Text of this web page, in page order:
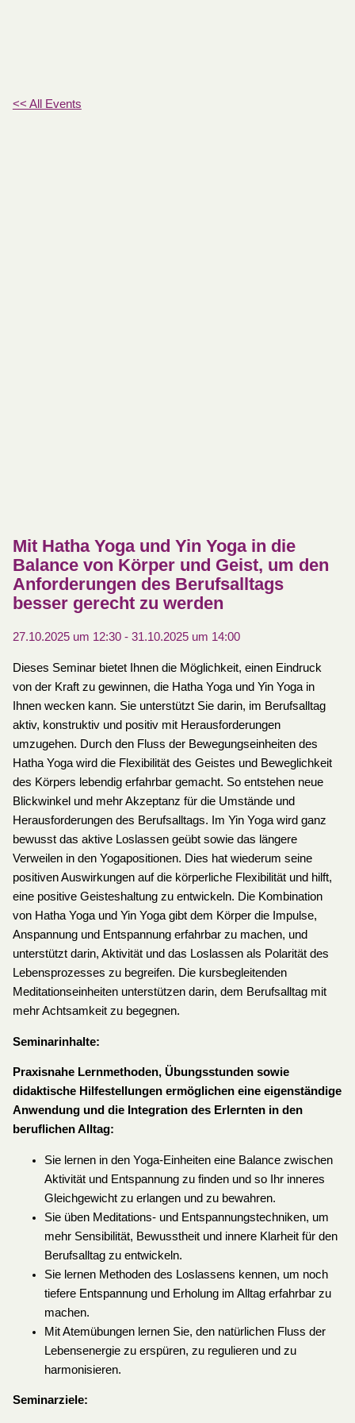
<< All Events
Mit Hatha Yoga und Yin Yoga in die
Balance von Körper und Geist, um den
Anforderungen des Berufsalltags
besser gerecht zu werden
27.10.2025 um 12:30- 31.10.2025 um 14:00
Dieses Seminar bietet Ihnen die Möglichkeit, einen Eindruck
von der Kraft zu gewinnen, die Hatha Yoga und Yin Yoga in
Ihnen wecken kann. Sie unterstützt Sie darin, im Berufsalltag
aktiv, konstruktiv und positiv mit Herausforderungen
umzugehen. Durch den Fluss der Bewegungseinheiten des
Hatha Yoga wird die Flexibilität des Geistes und Beweglichkeit
des Körpers lebendig erfahrbar gemacht. So entstehen neue
Blickwinkel und mehr Akzeptanz für die Umstände und
Herausforderungen des Berufsalltags. Im Yin Yoga wird ganz
bewusst das aktive Loslassen geübt sowie das längere
Verweilen in den Yogapositionen. Dies hat wiederum seine
positiven Auswirkungen auf die körperliche Flexibilität und hilft,
eine positive Geisteshaltung zu entwickeln. Die Kombination
von Hatha Yoga und Yin Yoga gibt dem Körper die Impulse,
Anspannung und Entspannung erfahrbar zu machen, und
unterstützt darin, Aktivität und das Loslassen als Polarität des
Lebensprozesses zu begreifen. Die kursbegleitenden
Meditationseinheiten unterstützen darin, dem Berufsalltag mit
mehr Achtsamkeit zu begegnen.
Seminarinhalte:
Praxisnahe Lernmethoden, Übungsstunden sowie
didaktische Hilfestellungen ermöglichen eine eigenständige
Anwendung und die Integration des Erlernten in den
beruflichen Alltag:
Sie lernen in den Yoga-Einheiten eine Balance zwischen
Aktivität und Entspannung zu finden und so Ihr inneres
Gleichgewicht zu erlangen und zu bewahren.
Sie üben Meditations- und Entspannungstechniken, um
mehr Sensibilität, Bewusstheit und innere Klarheit für den
Berufsalltag zu entwickeln.
Sie lernen Methoden des Loslassens kennen, um noch
tiefere Entspannung und Erholung im Alltag erfahrbar zu
machen.
Mit Atemübungen lernen Sie, den natürlichen Fluss der
Lebensenergie zu erspüren, zu regulieren und zu
harmonisieren.
Seminarziele: